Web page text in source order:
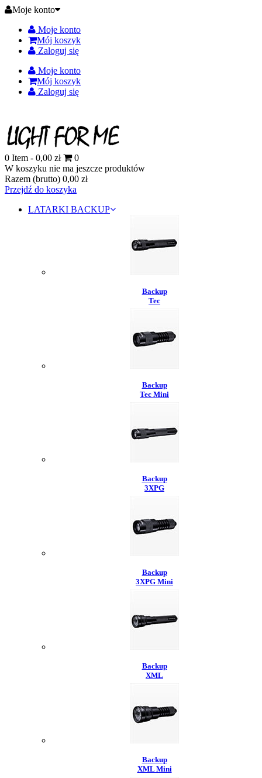
Moje konto
Moje konto
Mój koszyk
Zaloguj się
Moje konto
Mój koszyk
Zaloguj się
0 Item - 0,00 zł
0
W koszyku nie ma jeszcze produktów
Razem (brutto) 0,00 zł
Przejdź do koszyka
LATARKI BACKUP
Backup
Tec
Backup
Tec Mini
Backup
3XPG
Backup
3XPG Mini
Backup
XML
Backup
XML Mini